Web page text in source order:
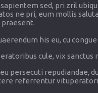
sed, pri zril
ne pri, eum mollis
his eu, cu
cule, vix sanctus
persecuti repudiandae,
referrentur